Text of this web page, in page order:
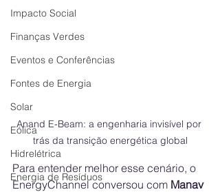
Impacto Social
Finanças Verdes
Eventos e Conferências
Fontes de Energia
Solar
Eólica
Hidrelétrica
Energia de Resíduos
Anand E-Beam: a engenharia invisível por
trás da transição energética global
Para entender melhor esse cenário, o
EnergyChannel conversou com Manav